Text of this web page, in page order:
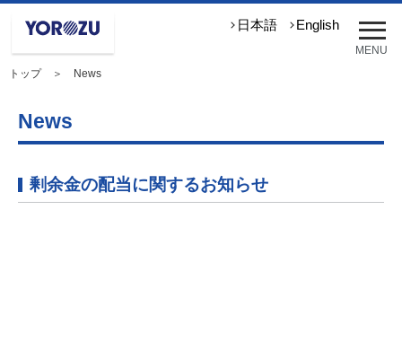
メ
ニ
ュ
MENU
日本語 English
トップ＞ News
News
剰余金の配当に関するお知らせ